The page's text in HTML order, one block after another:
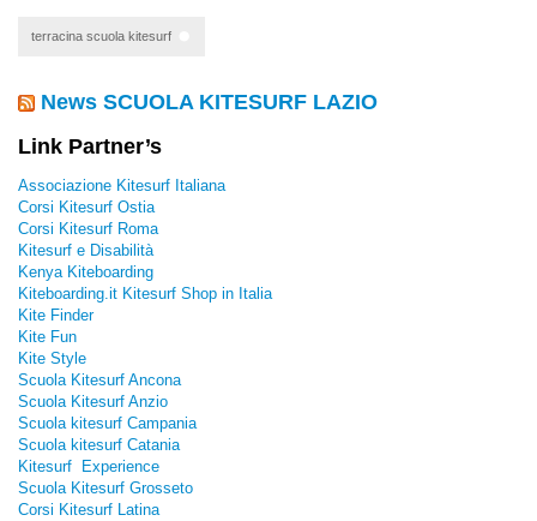
terracina scuola kitesurf
News SCUOLA KITESURF LAZIO
Link Partner’s
Associazione Kitesurf Italiana
Corsi Kitesurf Ostia
Corsi Kitesurf Roma
Kitesurf e Disabilità
Kenya Kiteboarding
Kiteboarding.it Kitesurf Shop in Italia
Kite Finder
Kite Fun
Kite Style
Scuola Kitesurf Ancona
Scuola Kitesurf Anzio
Scuola kitesurf Campania
Scuola kitesurf Catania
Kitesurf Experience
Scuola Kitesurf Grosseto
Corsi Kitesurf Latina